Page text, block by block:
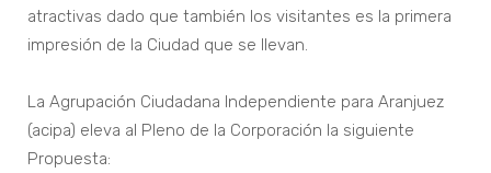
atractivas dado que también los visitantes es la primera
impresión de la Ciudad que se llevan.
La Agrupación Ciudadana Independiente para Aranjuez
(acipa) eleva al Pleno de la Corporación la siguiente
Propuesta: